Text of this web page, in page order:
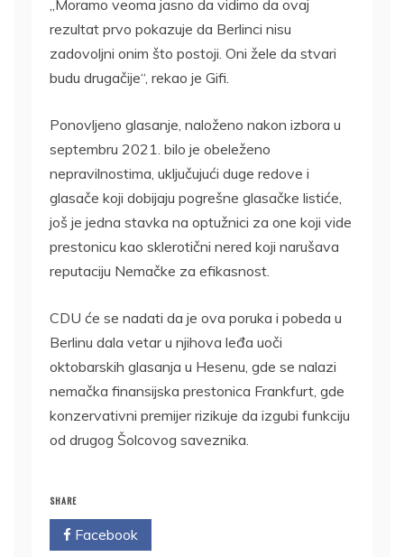
„Moramo veoma jasno da vidimo da ovaj
rezultat prvo pokazuje da Berlinci nisu
zadovoljni onim što postoji. Oni žele da stvari
budu drugačije“, rekao je Gifi.
Ponovljeno glasanje, naloženo nakon izbora u
septembru 2021. bilo je obeleženo
nepravilnostima, uključujući duge redove i
glasače koji dobijaju pogrešne glasačke listiće,
još je jedna stavka na optužnici za one koji vide
prestonicu kao sklerotični nered koji narušava
reputaciju Nemačke za efikasnost.
CDU će se nadati da je ova poruka i pobeda u
Berlinu dala vetar u njihova leđa uoči
oktobarskih glasanja u Hesenu, gde se nalazi
nemačka finansijska prestonica Frankfurt, gde
konzervativni premijer rizikuje da izgubi funkciju
od drugog Šolcovog saveznika.
SHARE
Facebook